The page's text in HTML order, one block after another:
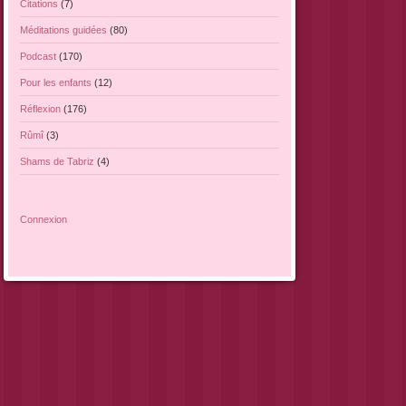
Citations (7)
Méditations guidées (80)
Podcast (170)
Pour les enfants (12)
Réflexion (176)
Rûmî (3)
Shams de Tabriz (4)
Connexion